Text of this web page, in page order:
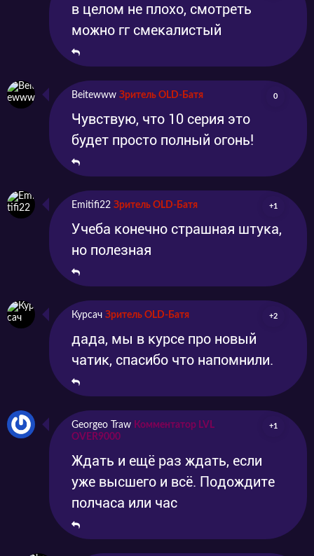
в целом не плохо, смотреть
можно гг смекалистый
Beitewww Зритель OLD-Батя 0
Чувствую, что 10 серия это
будет просто полный огонь!
Emitifi22 Зритель OLD-Батя +1
Учеба конечно страшная штука,
но полезная
Курсач Зритель OLD-Батя +2
дада, мы в курсе про новый
чатик, спасибо что напомнили.
Georgeo Traw Комментатор LVL
OVER9000
+1
Ждать и ещё раз ждать, если
уже высшего и всё. Подождите
полчаса или час